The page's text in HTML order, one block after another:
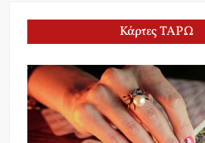
Κάρτες ΤΑΡΩ